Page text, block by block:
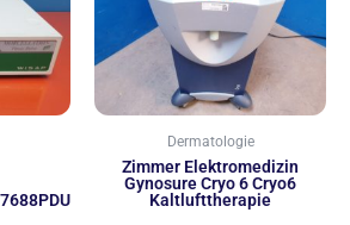
Dermatologie
Zimmer Elektromedizin
Gynosure Cryo 6 Cryo6
Kaltlufttherapie